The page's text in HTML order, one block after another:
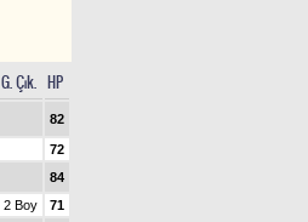
G. Çık. HP
82
72
84
2 Boy
71